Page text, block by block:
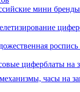
мини бренды
циферблаты на
часы на